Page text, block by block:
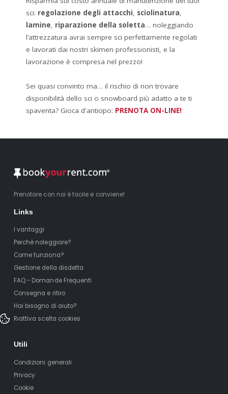
sci: regolazione degli attacchi, sciolinatura,
lamine, riparazione della soletta… noleggiando
l’attrezzatura avrai sempre sci perfettamente regolati
e lavorati dai nostri skimen professionisti, e la
lavorazione è compresa nel prezzo!
Sei quasi convinto ma… il rischio di non trovare
disponibilità dello sci o snowboard più adatto a te ti
spaventa? Gioca d'anticipo: PRENOTA ON-LINE!
Prenotare con noi è facile e conviene!
Links
I vantaggi
Perchè noleggiare?
Come funziona?
Gestione della disdetta
FAQ - Domande Frequenti
Consegna e ritiro
Hai bisogno di aiuto?
Riattiva scelta cookies
Utili
Condizioni generali
Privacy
Cookie